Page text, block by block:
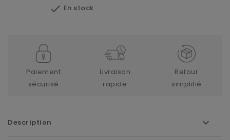
 En stock
Paiement
sécurisé
Livraison
rapide
Retour
simplifié
Description